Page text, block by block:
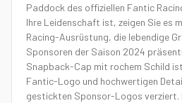
Paddock des offiziellen Fantic
Ihre Leidenschaft ist, zeigen Sie es
Racing-Ausrüstung, die lebendige
Sponsoren der Saison 2024
Snapback-Cap mit rochem Schild
Fantic-Logo und hochwertigen
gestickten Sponsor-Logos verziert.